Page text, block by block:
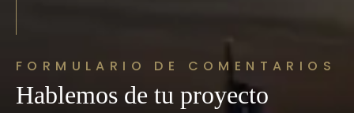
FORMULARIO DE COMENTARIOS
Hablemos de tu proyecto